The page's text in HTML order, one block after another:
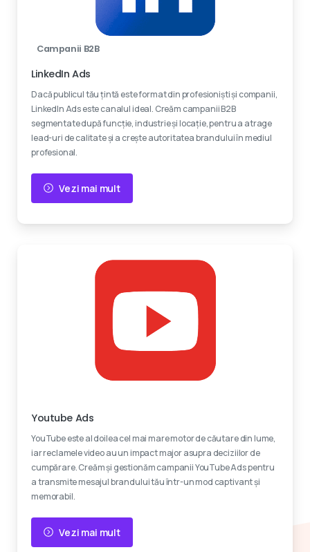
Campanii B2B
LinkedIn Ads
Dacă publicul tău țintă este format din profesioniști și companii,
LinkedIn Ads este canalul ideal. Creăm campanii B2B
segmentate după funcție, industrie și locație, pentru a atrage
lead-uri de calitate și a crește autoritatea brandului în mediul
profesional.
Vezi mai mult
Youtube Ads
YouTube este al doilea cel mai mare motor de căutare din lume,
iar reclamele video au un impact major asupra deciziilor de
cumpărare. Creăm și gestionăm campanii YouTube Ads pentru
a transmite mesajul brandului tău într-un mod captivant și
memorabil.
Vezi mai mult